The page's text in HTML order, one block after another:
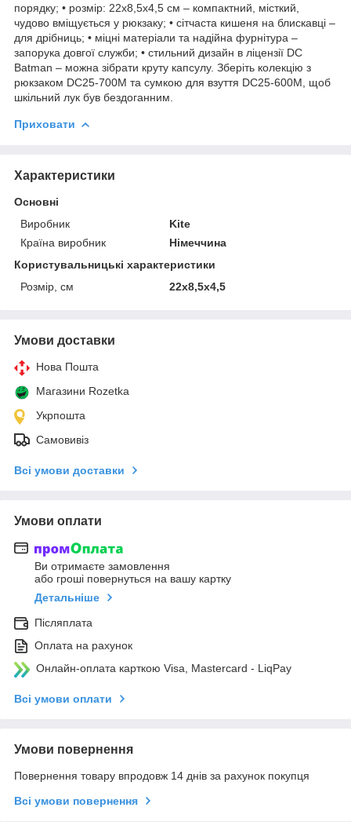
порядку; • розмір: 22x8,5x4,5 см – компактний, місткий,
чудово вміщується у рюкзаку; • сітчаста кишеня на блискавці –
для дрібниць; • міцні матеріали та надійна фурнітура –
запорука довгої служби; • стильний дизайн в ліцензії DC
Batman – можна зібрати круту капсулу. Зберіть колекцію з
рюкзаком DC25-700M та сумкою для взуття DC25-600M, щоб
шкільний лук був бездоганним.
Приховати
Характеристики
Основні
Виробник
Kite
Країна виробник
Німеччина
Користувальницькі характеристики
Розмір, см
22x8,5x4,5
Умови доставки
Нова Пошта
Магазини Rozetka
Укрпошта
Самовивіз
Всі умови доставки
Умови оплати
Ви отримаєте замовлення
або гроші повернуться на вашу картку
Детальніше
Післяплата
Оплата на рахунок
Онлайн-оплата карткою Visa, Mastercard - LiqPay
Всі умови оплати
Умови повернення
Повернення товару впродовж 14 днів за рахунок покупця
Всі умови повернення